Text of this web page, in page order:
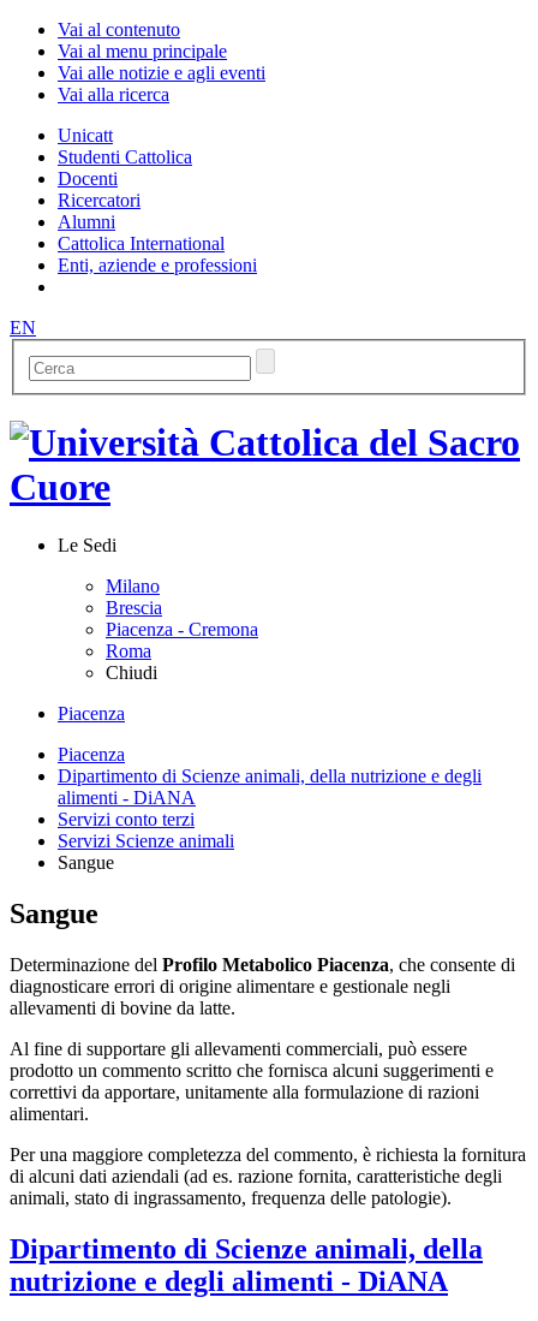
Vai al contenuto
Vai al menu principale
Vai alle notizie e agli eventi
Vai alla ricerca
Unicatt
Studenti Cattolica
Docenti
Ricercatori
Alumni
Cattolica International
Enti, aziende e professioni
EN
Le Sedi
Milano
Brescia
Piacenza - Cremona
Roma
Chiudi
Piacenza
Piacenza
Dipartimento di Scienze animali, della nutrizione e degli
alimenti - DiANA
Servizi conto terzi
Servizi Scienze animali
Sangue
Sangue
Determinazione del Profilo Metabolico Piacenza, che consente di
diagnosticare errori di origine alimentare e gestionale negli
allevamenti di bovine da latte.
Al fine di supportare gli allevamenti commerciali, può essere
prodotto un commento scritto che fornisca alcuni suggerimenti e
correttivi da apportare, unitamente alla formulazione di razioni
alimentari.
Per una maggiore completezza del commento, è richiesta la fornitura
di alcuni dati aziendali (ad es. razione fornita, caratteristiche degli
animali, stato di ingrassamento, frequenza delle patologie).
Dipartimento di Scienze animali, della
nutrizione e degli alimenti - DiANA